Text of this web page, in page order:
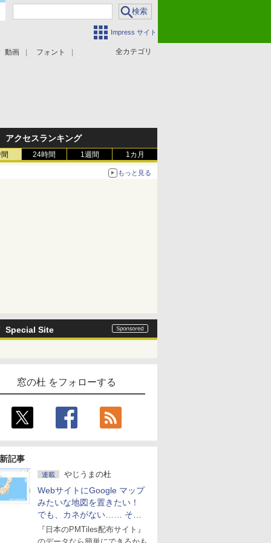
Impress サイト
全カテゴリ
動画 フォント
アクセスランキング
24時間 1週間 1カ月
もっと見る
Special Site
窓の杜 をフォローする
記事
連載 やじうまの杜
WebサイトにGoogle マップ
みたいな地図を置きたい！
でも、カネがない…… そん
な人に朗報！
『日本のPMTiles配布サイト』